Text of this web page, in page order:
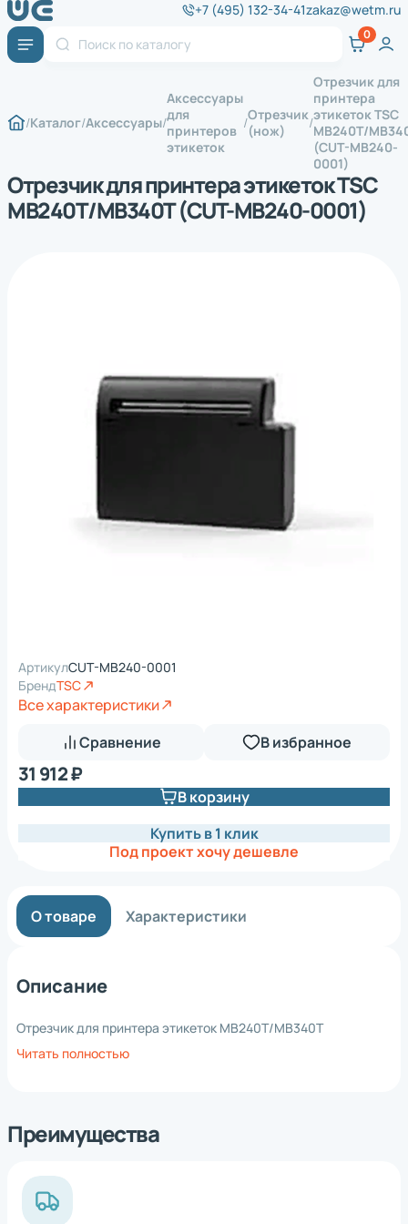
+7 (495) 132-34-41zakaz@wetm.ru
Каталог Аксессуары
Аксессуары
для
принтеров
этикеток
Отрезчик
(нож)
Отрезчик для
принтера
этикеток TSC
MB240T/
(CUT-MB240-
0001)
Отрезчик для принтера этикеток TSC
MB240T/MB340T (CUT-MB240-0001)
АртикулCUT-MB240-0001
БрендTSC
Все характеристики
Сравнение
В избранное
31 912 ₽
В корзину
Купить в 1 клик
Под проект хочу дешевле
О товаре Характеристики
Описание
Отрезчик для принтера этикеток MB240T/MB340T
Читать полностью
Преимущества